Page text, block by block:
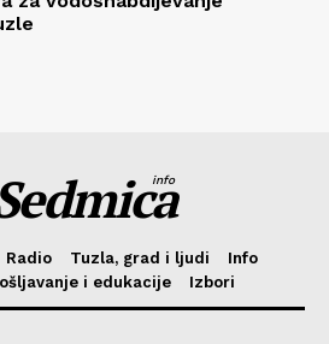
info
Radio Tuzla, grad i ljudi
Info
i edukacije Izbori